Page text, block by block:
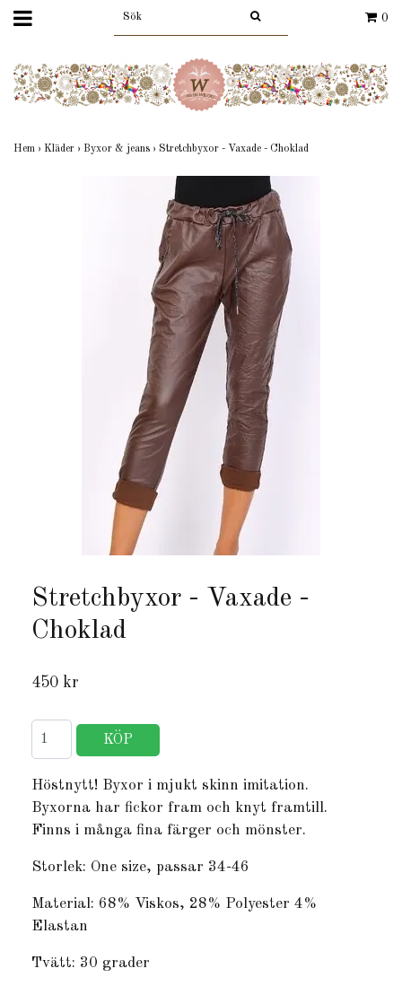
0
Hem › Kläder › Byxor & jeans › Stretchbyxor - Vaxade - Choklad
Stretchbyxor - Vaxade -
Choklad
450 kr
Höstnytt! Byxor i mjukt skinn imitation.
Byxorna har fickor fram och knyt framtill.
Finns i många fina färger och mönster.
Storlek: One size, passar 34-46
Material: 68% Viskos, 28% Polyester 4%
Elastan
Tvätt: 30 grader